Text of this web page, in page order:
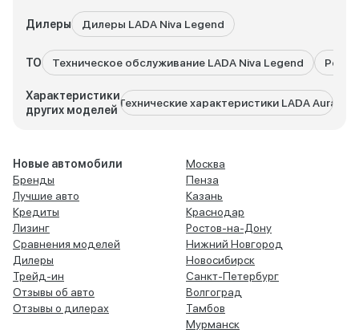
Дилеры Дилеры LADA Niva Legend
ТО Техническое обслуживание LADA Niva Legend
Характеристики
других моделей
Технические характеристики LADA Aura
Новые автомобили
Бренды
Лучшие авто
Кредиты
Лизинг
Сравнения моделей
Дилеры
Трейд-ин
Отзывы об авто
Отзывы о дилерах
Москва
Пенза
Казань
Краснодар
Ростов-на-Дону
Нижний Новгород
Новосибирск
Санкт-Петербург
Волгоград
Тамбов
Мурманск